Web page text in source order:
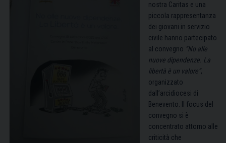
nostra Caritas e una
piccola rappresentanza
dei giovani in servizio
civile hanno partecipato
al convegno “No alle
nuove dipendenze. La
libertà è un valore”,
organizzato
dall’arcidiocesi di
Benevento. Il focus del
convegno si è
concentrato attorno alle
criticità che